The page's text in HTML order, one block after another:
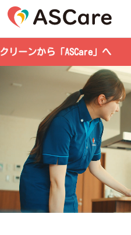
ンから「ASCare」へ